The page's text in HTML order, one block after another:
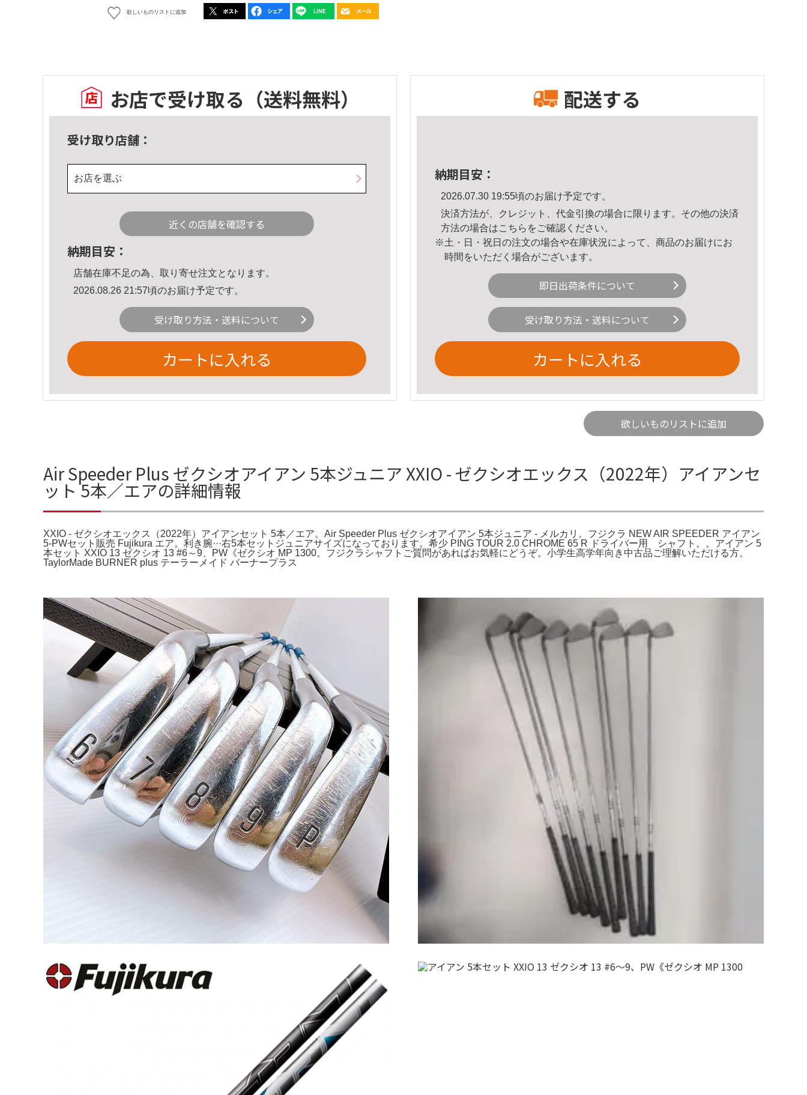
欲しいものリストに追加
お店で受け取る （送料無料）
受け取り店舗：
お店を選ぶ
近くの店舗を確認する
納期目安：
店舗在庫不足の為、取り寄せ注文となります。
2026.08.26 21:57頃のお届け予定です。
受け取り方法・送料について
カートに入れる
配送する
納期目安：
2026.07.30 19:55頃のお届け予定です。
決済方法が、クレジット、代金引換の場合に限ります。その他の決済
方法の場合はこちら をご確認ください。
※土・日・祝日の注文の場合や在庫状況によって、商品のお届けにお
時間をいただく場合がございます。
即日出荷条件について
受け取り方法・送料について
カートに入れる
欲しいものリストに追加
Air Speeder Plus ゼクシオアイアン 5本ジュニア XXIO - ゼクシオエックス（2022年）アイアンセ
ット 5本／エアの詳細情報
XXIO - ゼクシオエックス（2022年）アイアンセット 5本／エア。Air Speeder Plus ゼクシオアイアン 5本ジュニア - メルカリ。フジクラ NEW AIR SPEEDER アイアン
5-PWセット販売 Fujikura エア。利き腕···右5本セットジュニアサイズになっております。希少 PING TOUR 2.0 CHROME 65 R ドライバー用 シャフト。。アイアン 5
本セット XXIO 13 ゼクシオ 13 #6～9、PW《ゼクシオ MP 1300。フジクラシャフトご質問があればお気軽にどうぞ。小学生高学年向き中古品ご理解いただける方。
TaylorMade BURNER plus テーラーメイド バーナープラス